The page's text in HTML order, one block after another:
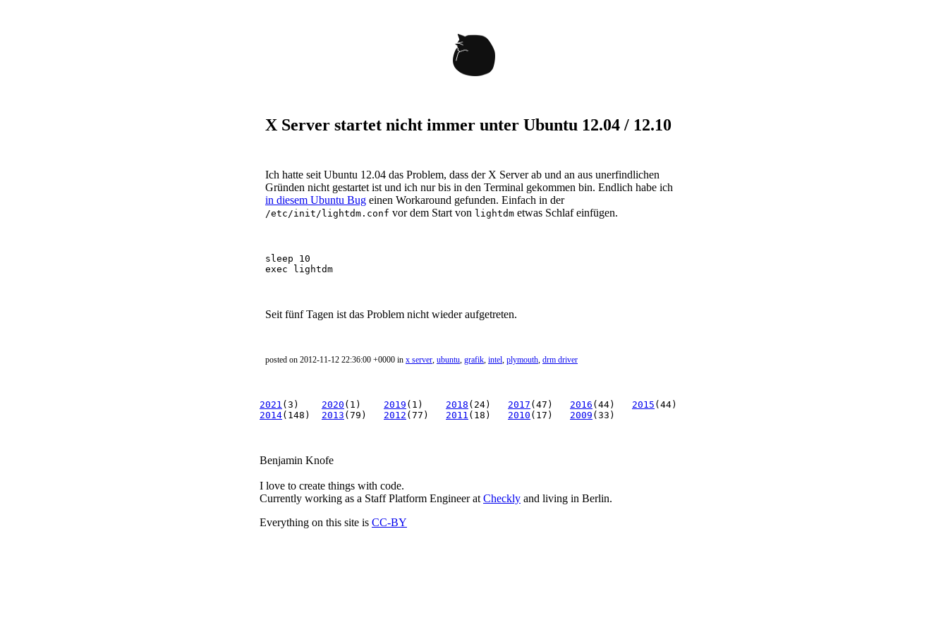
X Server startet nicht immer unter Ubuntu 12.04 / 12.10
Ich hatte seit Ubuntu 12.04 das Problem, dass der X Server ab und an aus unerfindlichen
Gründen nicht gestartet ist und ich nur bis in den Terminal gekommen bin. Endlich habe ich
in diesem Ubuntu Bug einen Workaround gefunden. Einfach in der
/etc/init/lightdm.conf vor dem Start von lightdm etwas Schlaf einfügen.
sleep 10
Seit fünf Tagen ist das Problem nicht wieder aufgetreten.
posted on 2012-11-12 22:36:00 +0000 in x server, ubuntu, grafik, intel, plymouth, drm driver
2021 (3) 2020 (1) 2019 (1) 2018 (24) 2017 (47) 2016 (44) 2015 (44)
2014(148) 2013 (79) 2012 (77) 2011 (18) 2010 (17) 2009 (33)
Benjamin Knofe
I love to create things with code.
Currently working as a Staff Platform Engineer at Checkly and living in Berlin.
Everything on this site is CC-BY